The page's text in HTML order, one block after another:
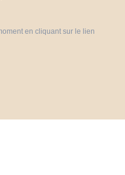
en cliquant sur le lien